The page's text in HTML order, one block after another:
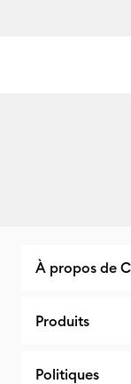
À propos de
Produits
Politiques